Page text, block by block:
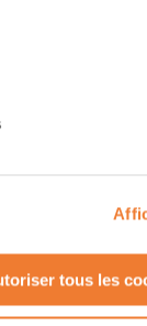
tous les